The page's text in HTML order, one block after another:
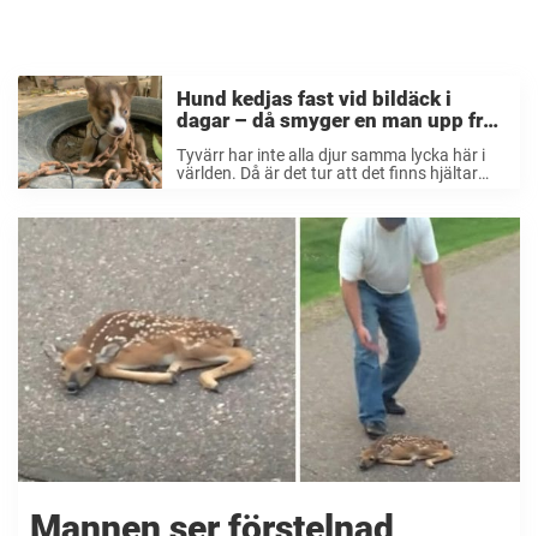
Hund kedjas fast vid bildäck i
dagar – då smyger en man upp från
Tyvärr har inte alla djur samma lycka här i
världen. Då är det tur att det finns hjältar
om ...